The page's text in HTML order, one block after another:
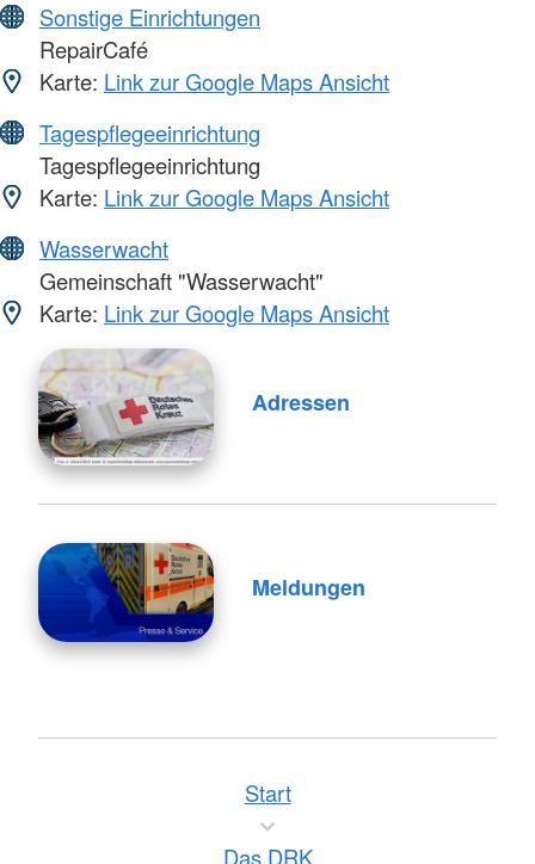
Sonstige Einrichtungen
RepairCafé
Karte: Link zur Google Maps Ansicht
Tagespflegeeinrichtung
Tagespflegeeinrichtung
Karte: Link zur Google Maps Ansicht
Wasserwacht
Gemeinschaft "Wasserwacht"
Karte: Link zur Google Maps Ansicht
Adressen
Meldungen
Start
Das DRK